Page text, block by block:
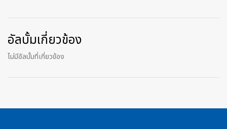
อัลบั้มเกี่ยวข้อง
ไม่มีอัลบั้มที่เกี่ยวข้อง